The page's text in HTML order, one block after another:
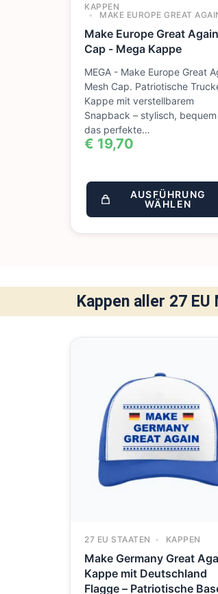
KAPPEN
MAKE EUROPE GREAT
Make Europe Great Again
Cap - Mega Kappe
MEGA - Make Europe Great
Mesh Cap. Patriotische
Kappe mit verstellbarem
Snapback – stylisch,
das perfekte…
€ 19,70
AUSFÜHRUNG
WÄHLEN
Kappen aller 27
27 EU STAATEN KAPPEN
Make Germany Great
Kappe mit Deutschland
Flagge – Patriotische